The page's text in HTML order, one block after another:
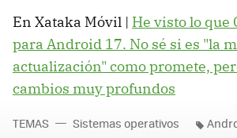
En Xataka Móvil | He visto lo que
para Android 17. No sé si es "la
actualización" como promete,
cambios muy profundos
TEMAS Sistemas operativos